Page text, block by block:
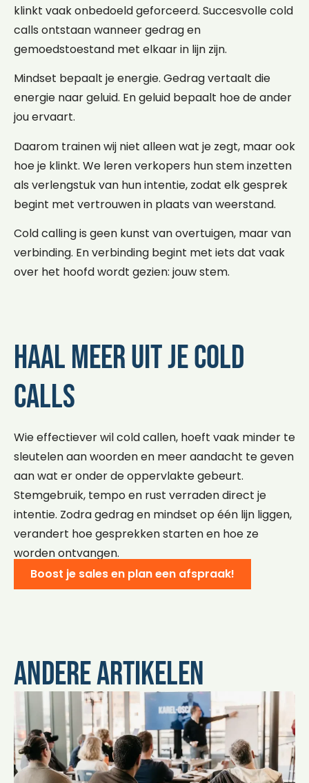
klinkt vaak onbedoeld geforceerd. Succesvolle cold
calls ontstaan wanneer gedrag en
gemoedstoestand met elkaar in lijn zijn.
Mindset bepaalt je energie. Gedrag vertaalt die
energie naar geluid. En geluid bepaalt hoe de ander
jou ervaart.
Daarom trainen wij niet alleen wat je zegt, maar ook
hoe je klinkt. We leren verkopers hun stem inzetten
als verlengstuk van hun intentie, zodat elk gesprek
begint met vertrouwen in plaats van weerstand.
Cold calling is geen kunst van overtuigen, maar van
verbinding. En verbinding begint met iets dat vaak
over het hoofd wordt gezien: jouw stem.
Haal meer uit je cold
calls
Wie effectiever wil cold callen, hoeft vaak minder te
sleutelen aan woorden en meer aandacht te geven
aan wat er onder de oppervlakte gebeurt.
Stemgebruik, tempo en rust verraden direct je
intentie. Zodra gedrag en mindset op één lijn liggen,
verandert hoe gesprekken starten en hoe ze
worden ontvangen.
Boost je sales en plan een afspraak!
Andere artikelen